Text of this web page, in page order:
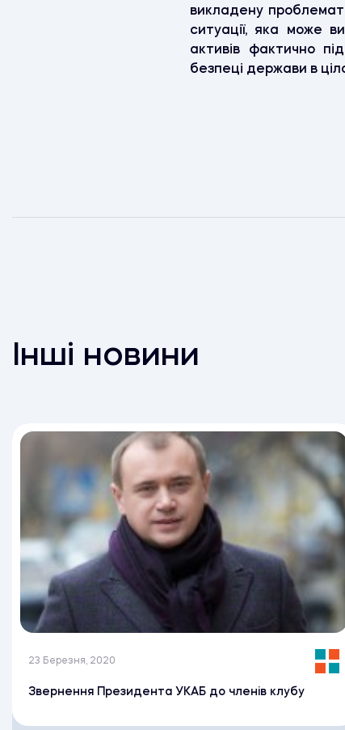
викладену
ситуації, яка може
активів фактично
безпеці держави в
Інші новини
23 Березня, 2020
Звернення Президента УКАБ до членів клубу